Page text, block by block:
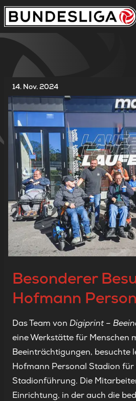
14. Nov. 2024
Besonderer
Hofmann
Das Team von Digiprint –
eine Werkstätte für Menschen
Beeinträchtigungen, besuchte
Hofmann Personal Stadion für
Stadionführung. Die
Einrichtung, in der auch die